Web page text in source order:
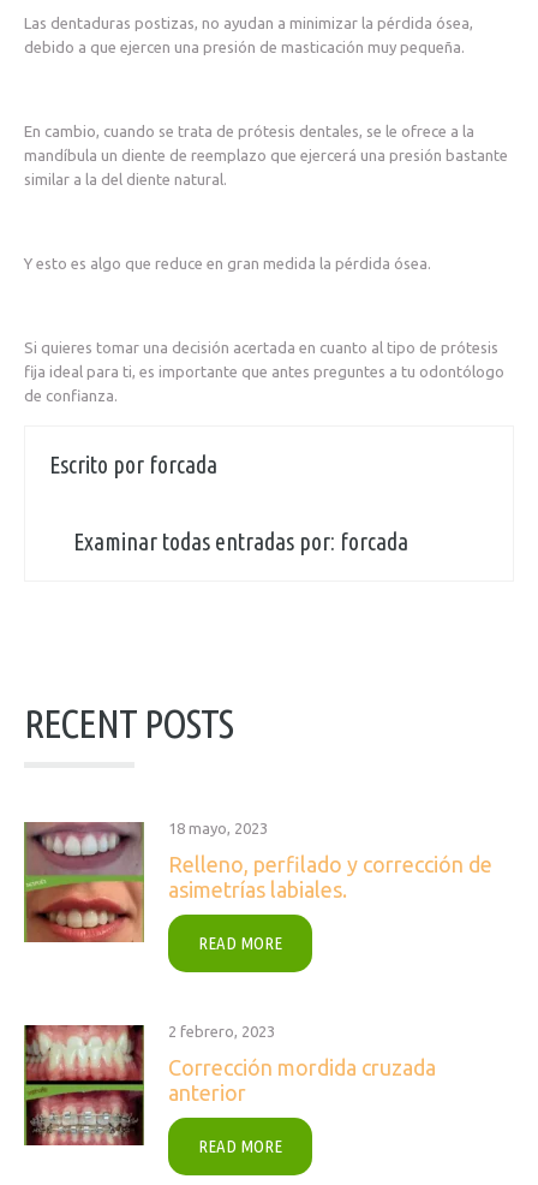
Las dentaduras postizas, no ayudan a minimizar la pérdida ósea,
debido a que ejercen una presión de masticación muy pequeña.
En cambio, cuando se trata de prótesis dentales, se le ofrece a la
mandíbula un diente de reemplazo que ejercerá una presión bastante
similar a la del diente natural.
Y esto es algo que reduce en gran medida la pérdida ósea.
Si quieres tomar una decisión acertada en cuanto al tipo de prótesis
fija ideal para ti, es importante que antes preguntes a tu odontólogo
de confianza.
Escrito por forcada
Examinar todas entradas por: forcada
RECENT POSTS
18 mayo, 2023
Relleno, perfilado y corrección de
asimetrías labiales.
READ MORE
2 febrero, 2023
Corrección mordida cruzada
anterior
READ MORE